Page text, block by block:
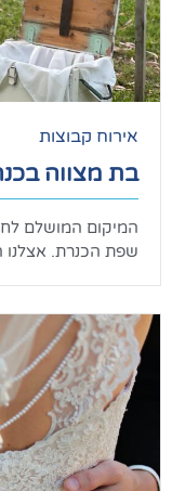
בכנרת
לחגוג בת
אצלנו האורחים